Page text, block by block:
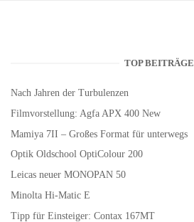
TOP BEITRÄGE
Nach Jahren der Turbulenzen
Filmvorstellung: Agfa APX 400 New
Mamiya 7II – Großes Format für unterwegs
Optik Oldschool OptiColour 200
Leicas neuer MONOPAN 50
Minolta Hi-Matic E
Tipp für Einsteiger: Contax 167MT